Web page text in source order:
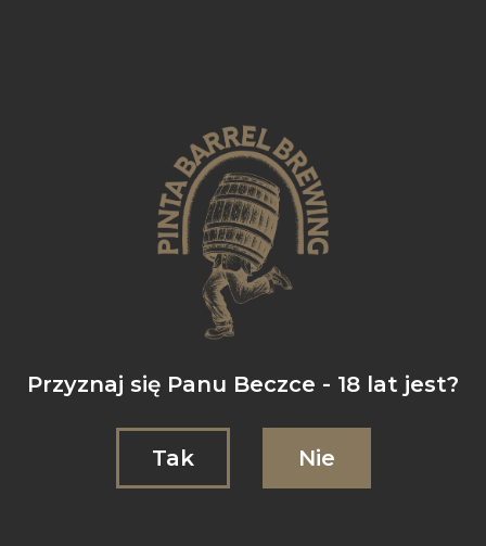
Przyznaj się Panu Beczce - 18 lat jest?
Tak Nie